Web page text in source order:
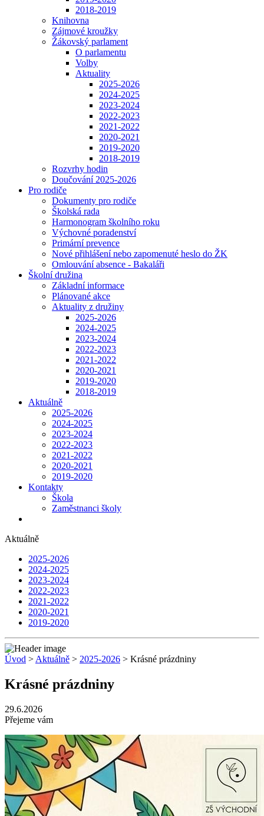
2018-2019
Knihovna
Zájmové kroužky
Žákovský parlament
O parlamentu
Volby
Aktuality
2025-2026
2024-2025
2023-2024
2022-2023
2021-2022
2020-2021
2019-2020
2018-2019
Rozvrhy hodin
Doučování 2025-2026
Pro rodiče
Dokumenty pro rodiče
Školská rada
Harmonogram školního roku
Výchovné poradenství
Primární prevence
Nové přihlášení nebo zapomenuté heslo do ŽK
Omlouvání absence - Bakaláři
Školní družina
Základní informace
Plánované akce
Aktuality z družiny
2025-2026
2024-2025
2023-2024
2022-2023
2021-2022
2020-2021
2019-2020
2018-2019
Aktuálně
2025-2026
2024-2025
2023-2024
2022-2023
2021-2022
2020-2021
2019-2020
Kontakty
Škola
Zaměstnanci školy
Aktuálně
2025-2026
2024-2025
2023-2024
2022-2023
2021-2022
2020-2021
2019-2020
Úvod > Aktuálně > 2025-2026 > Krásné prázdniny
Krásné prázdniny
29.6.2026
Přejeme vám